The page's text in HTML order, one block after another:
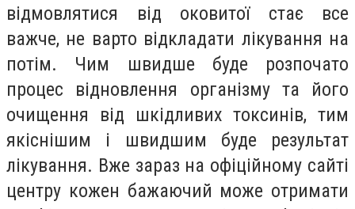
відмовлятися від оковитої стає все
важче, не варто відкладати лікування на
потім. Чим швидше буде розпочато
процес відновлення організму та його
очищення від шкідливих токсинів, тим
якіснішим і швидшим буде результат
лікування. Вже зараз на офіційному сайті
центру кожен бажаючий може отримати